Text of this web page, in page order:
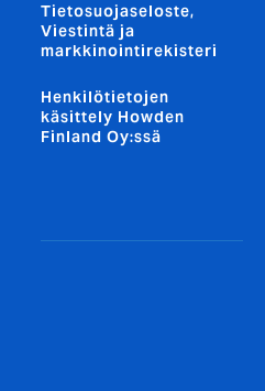
Tietosuojaseloste,
Viestintä ja
markkinointirekisteri
Henkilötietojen
käsittely Howden
Finland Oy:ssä